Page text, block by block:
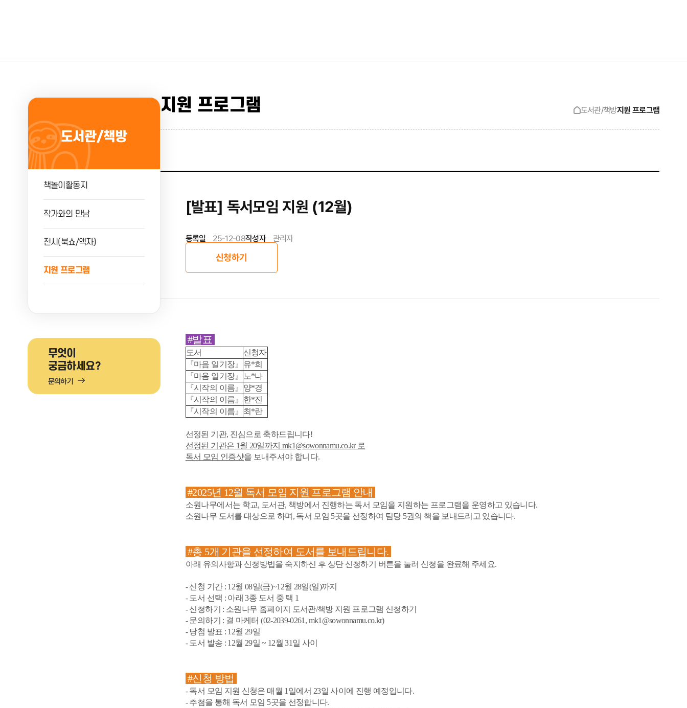
도서관/책방
책놀이활동지
작가와의 만남
전시(북쇼/액자)
지원 프로그램
무엇이
궁금하세요?
문의하기
지원 프로그램 도서관/책방지원 프로그램
[발표] 독서모임 지원 (12월)
등록일 25-12-08작성자 관리자
신청하기
#발표
도서
신청자
『마음 일기장』
유*희
『마음 일기장』
노*나
『시작의 이름』
양*경
『시작의 이름』
한*진
『시작의 이름』
최*란
선정된 기관, 진심으로 축하드립니다!
선정된 기관은 1월 20일까지 mk1@sowonnamu.co.kr 로
독서 모임 인증샷을 보내주셔야 합니다.
#2025년 12월 독서 모임 지원 프로그램 안내
소원나무에서는 학교, 도서관, 책방에서 진행하는 독서 모임을 지원하는 프로그램을 운영하고 있습니다.
소원나무 도서를 대상으로 하며, 독서 모임 5곳을 선정하여 팀당 5권의 책을 보내드리고 있습니다.
#총 5개 기관을 선정하여 도서를 보내드립니다.
아래 유의사항과 신청방법을 숙지하신 후 상단 신청하기 버튼을 눌러 신청을 완료해 주세요.
- 신청 기간 : 12월 08일(금)~12월 28일(일)까지
- 도서 선택 : 아래 3종 도서 중 택 1
- 신청하기 : 소원나무 홈페이지 도서관/책방 지원 프로그램 신청하기
- 문의하기 : 결 마케터 (02-2039-0261 , mk1@sowonnamu.co.kr)
- 당첨 발표 : 12월 29일
- 도서 발송 : 12월 29일 ~ 12월 31일 사이
​#신청 방법
- 독서 모임 지원 신청은 매월 1일에서 23일 사이에 진행 예정입니다.
- 추첨을 통해 독서 모임 5곳을 선정합니다.